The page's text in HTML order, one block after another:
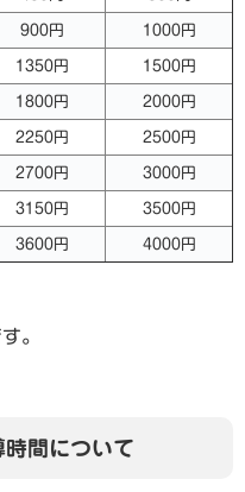
900円 1000円
1350円 1500円
1800円 2000円
2250円 2500円
2700円 3000円
3150円 3500円
3600円 4000円
。
時間について